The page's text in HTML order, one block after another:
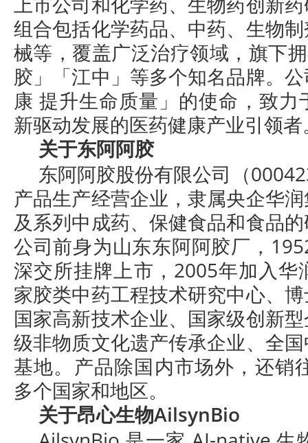
组合包括化学药品、中药、生物
械等，覆盖广泛治疗领域，旗下
胶」「江中」等多个知名品牌。
康 提升生命质量」的使命，致
新驱动发展的医药健康产业引领者
关于东阿阿胶
东阿阿胶股份有限公司（
产品生产经营企业，隶属央企华
及系列中成药、保健食品和食品
公司前身为山东东阿阿胶厂，
深交所挂牌上市，2005年加入华
家胶类中药工程技术研究中心、
国家高新技术企业、国家级创新
级非物质文化遗产传承企业、全
基地。产品除国内市场外，还销
多个国家和地区。
关于昂心生物AilsynBio